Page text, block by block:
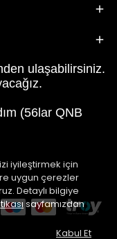
iyileştirmek için
uygun çerezler
Detaylı bilgiye
sayfamızdan
Kabul Et
ulaşabilirsiniz.
(56lar QNB